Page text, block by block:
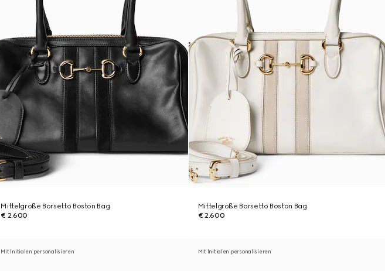
Mittelgroße Borsetto Boston Bag
€ 2.600
Mittelgroße Borsetto Boston Bag
€ 2.600
Mit Initialen personalisieren Mit Initialen personalisieren